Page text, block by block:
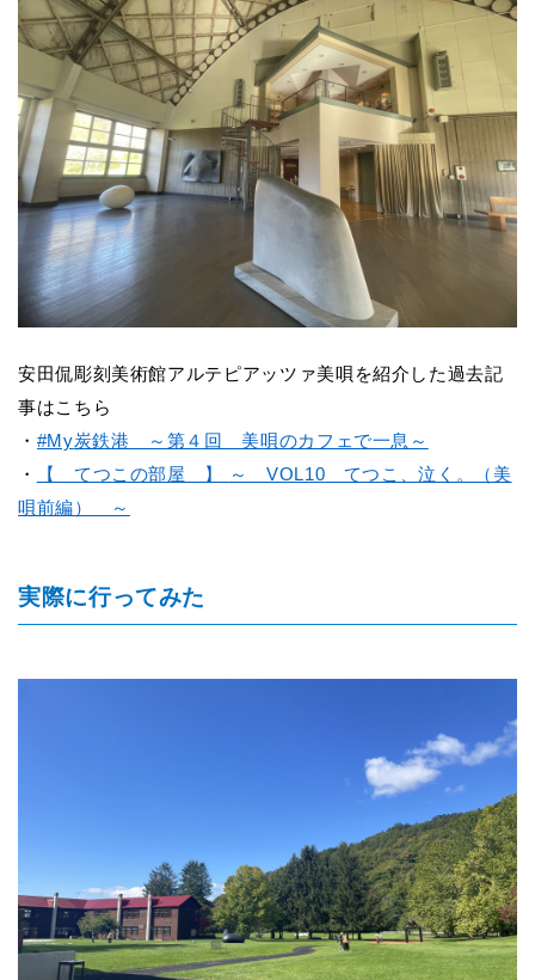
安田侃彫刻美術館アルテピアッツァ美唄を紹介した過去記
事はこちら
・ #My炭鉄港 ～第４回 美唄のカフェで一息～
・
【 てつこの部屋 】 ～ VOL10 てつこ、泣く。（美
唄前編） ～
実際に行ってみた